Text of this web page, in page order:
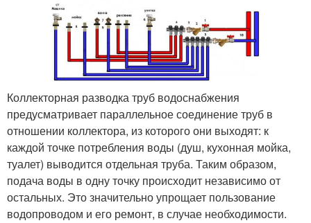
Коллекторная разводка труб водоснабжения
предусматривает параллельное соединение труб в
отношении коллектора, из которого они выходят: к
каждой точке потребления воды (душ, кухонная мойка,
туалет) выводится отдельная труба. Таким образом,
подача воды в одну точку происходит независимо от
остальных. Это значительно упрощает пользование
водопроводом и его ремонт, в случае необходимости.